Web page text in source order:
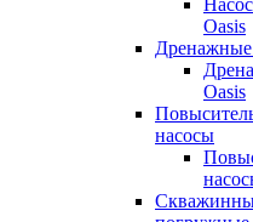
Oasis
Oasis
насосы